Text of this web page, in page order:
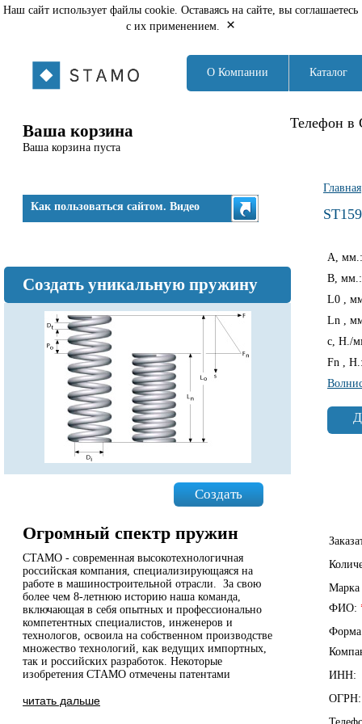
Наш сайт использует файлы cookie. Оставаясь на сайте, вы соглашаетесь
с их применением.
×
О Компании Каталог
Телефон в
Ваша корзина
Ваша корзина пуста
Как пользоваться сайтом. Видео
Создать уникальную пружину
Создать
Огромный спектр пружин
СТАМО - современная высокотехнологичная
российская компания, специализирующаяся на
работе в машиностроительной отрасли. За свою
более чем 8-летнюю историю наша команда,
включающая в себя опытных и профессионально
компетентных специалистов, инженеров и
технологов, освоила на собственном производстве
множество технологий, как ведущих импортных,
так и российских разработок. Некоторые
изобретения СТАМО отмечены патентами
читать дальше
Вы
Главная
A,
B,
L0 ,
Ln ,
c, Н./
Fn ,
Марка
ФИО:
Форма
ИНН:
ОГРН: